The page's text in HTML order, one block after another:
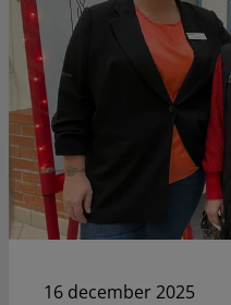
16 december 2025